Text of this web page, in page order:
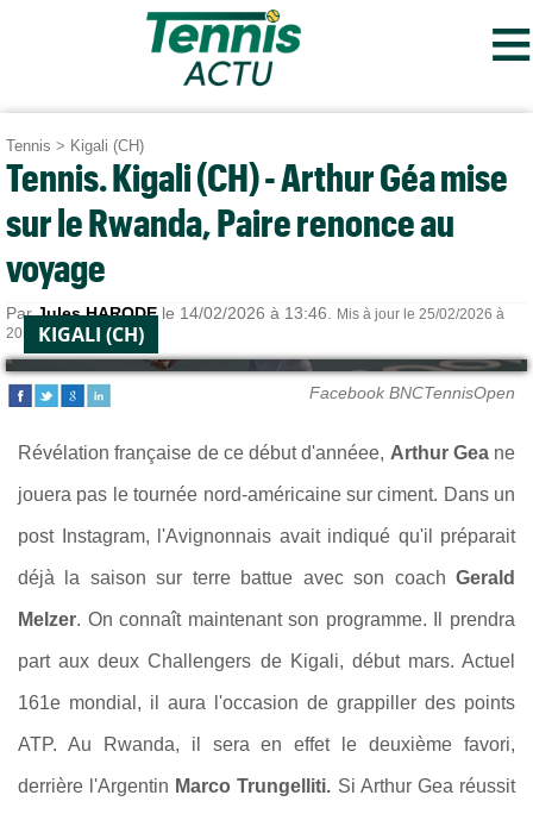
≡
Tennis > Kigali (CH)
Tennis. Kigali (CH) - Arthur Géa mise
sur le Rwanda, Paire renonce au
voyage
ParJules HARODEle 14/02/2026 à 13:46.
Mis à jour le 25/02/2026 à
20:01.KIGALI (CH)
Facebook BNCTennisOpen
Révélation française de ce début d'annéee, Arthur Gea ne
jouera pas le tournée nord-américaine sur ciment. Dans un
post Instagram, l'Avignonnais avait indiqué qu'il préparait
déjà la saison sur terre battue avec son coach Gerald
Melzer. On connaît maintenant son programme. Il prendra
part aux deux Challengers de Kigali, début mars. Actuel
161e mondial, il aura l'occasion de grappiller des points
ATP. Au Rwanda, il sera en effet le deuxième favori,
derrière l'Argentin Marco Trungelliti. Si Arthur Gea réussit